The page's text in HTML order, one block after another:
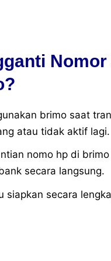
Nomor
brimo saat
atau tidak aktif lagi.
nomo hp di
secara langsung.
siapkan secara